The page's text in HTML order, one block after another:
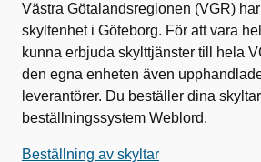
Västra Götalandsregionen (VGR)
skyltenhet i Göteborg. För att vara
kunna erbjuda skylttjänster till hela
den egna enheten även
leverantörer. Du beställer dina
beställningssystem Weblord.
Beställning av skyltar